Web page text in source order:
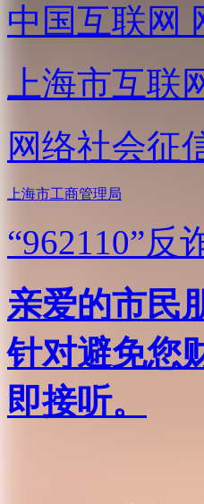
中国互联网
上海市互联
网络社会征
上海市工商管理局
“962110”反
亲爱的市民
针对避免您
即接听。